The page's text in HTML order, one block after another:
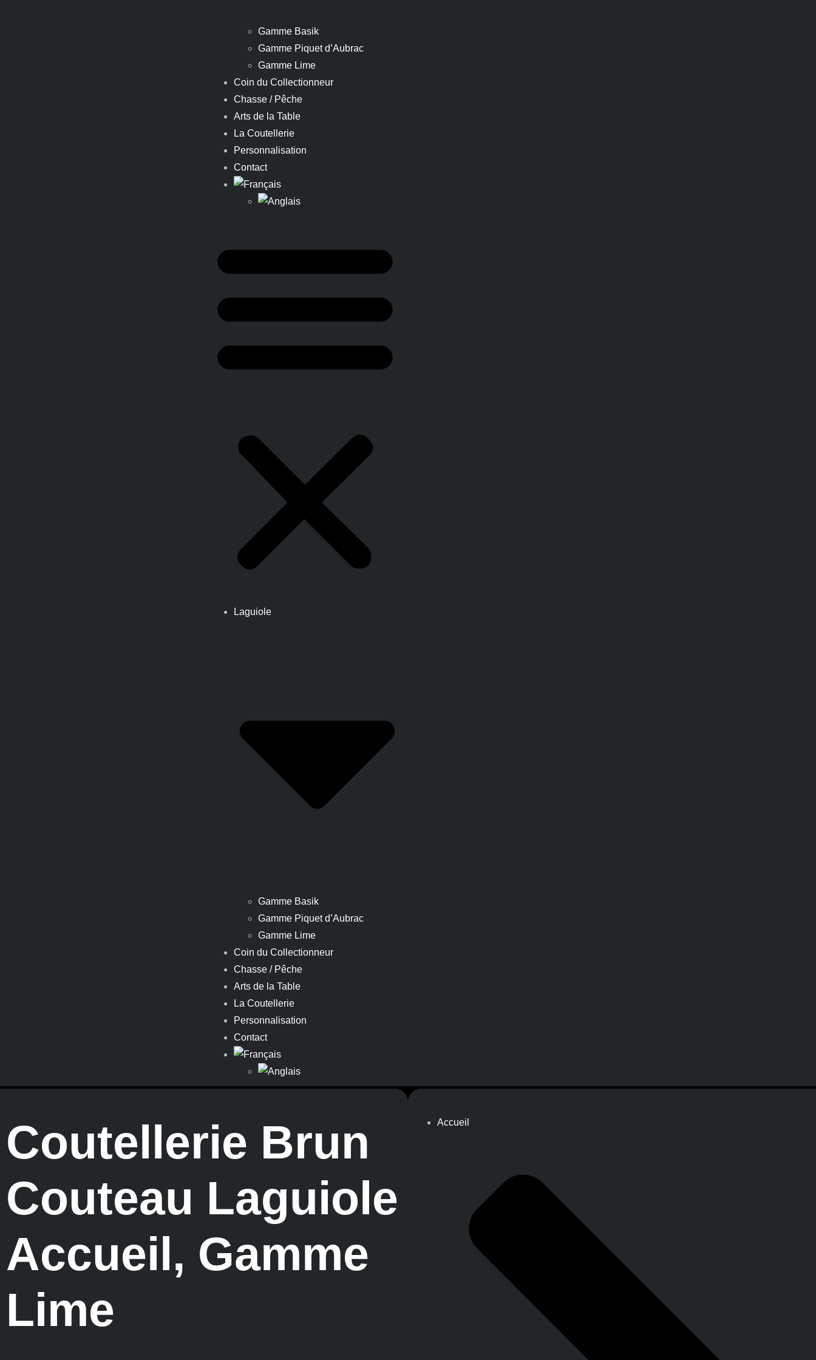
Gamme Basik
Gamme Piquet d’Aubrac
Gamme Lime
Coin du Collectionneur
Chasse / Pêche
Arts de la Table
La Coutellerie
Personnalisation
Contact
Laguiole
Gamme Basik
Gamme Piquet d’Aubrac
Gamme Lime
Coin du Collectionneur
Chasse / Pêche
Arts de la Table
La Coutellerie
Personnalisation
Contact
Coutellerie Brun
Couteau Laguiole
Accueil, Gamme
Lime
Accueil